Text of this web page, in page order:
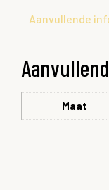
Aanvullende
Maat